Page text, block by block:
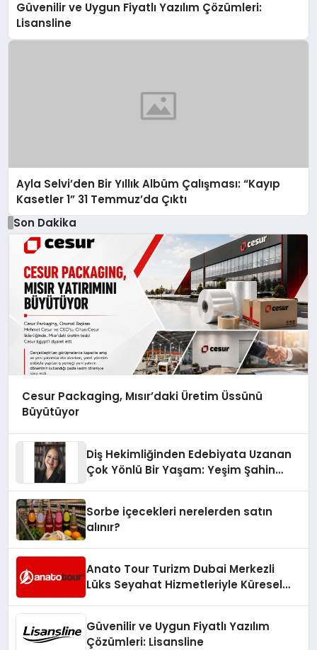
Güvenilir ve Uygun Fiyatlı Yazılım Çözümleri:
Lisansline
Ayla Selvi’den Bir Yıllık Albüm Çalışması: “Kayıp
Kasetler 1” 31 Temmuz’da Çıktı
Son Dakika
Cesur Packaging, Mısır’daki Üretim Üssünü
Büyütüyor
Diş Hekimliğinden Edebiyata Uzanan
Çok Yönlü Bir Yaşam: Yeşim Şahin
Sorbe içecekleri nerelerden satın
alınır?
Anato Tour Turizm Dubai Merkezli
Lüks Seyahat Hizmetleriyle Küresel
Güvenilir ve Uygun Fiyatlı Yazılım
Çözümleri: Lisansline